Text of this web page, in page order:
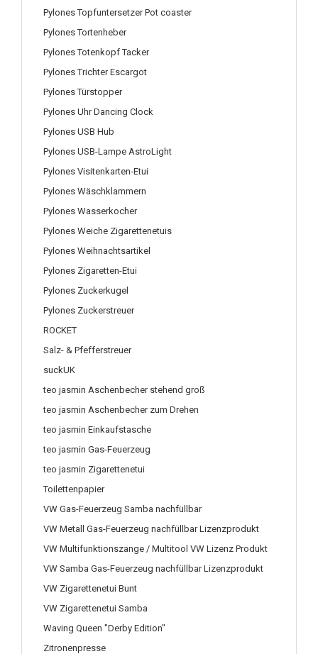
Pylones Topfuntersetzer Pot coaster
Pylones Tortenheber
Pylones Totenkopf Tacker
Pylones Trichter Escargot
Pylones Türstopper
Pylones Uhr Dancing Clock
Pylones USB Hub
Pylones USB-Lampe AstroLight
Pylones Visitenkarten-Etui
Pylones Wäschklammern
Pylones Wasserkocher
Pylones Weiche Zigarettenetuis
Pylones Weihnachtsartikel
Pylones Zigaretten-Etui
Pylones Zuckerkugel
Pylones Zuckerstreuer
ROCKET
Salz- & Pfefferstreuer
suckUK
teo jasmin Aschenbecher stehend groß
teo jasmin Aschenbecher zum Drehen
teo jasmin Einkaufstasche
teo jasmin Gas-Feuerzeug
teo jasmin Zigarettenetui
Toilettenpapier
VW Gas-Feuerzeug Samba nachfüllbar
VW Metall Gas-Feuerzeug nachfüllbar Lizenzprodukt
VW Multifunktionszange / Multitool VW Lizenz Produkt
VW Samba Gas-Feuerzeug nachfüllbar Lizenzprodukt
VW Zigarettenetui Bunt
VW Zigarettenetui Samba
Waving Queen "Derby Edition"
Zitronenpresse